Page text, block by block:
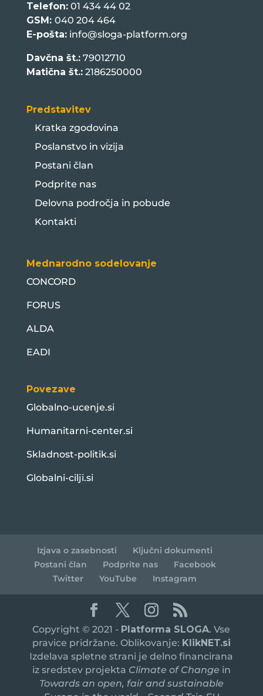
Telefon:01 434 44 02
GSM: 040 204 464
E-pošta: info@sloga-platform.org
Davčna št.:79012710
Matična št.:2186250000
Predstavitev
Kratka zgodovina
Poslanstvo in vizija
Postani član
Podprite nas
Delovna področja in pobude
Kontakti
Mednarodno sodelovanje
CONCORD
FORUS
ALDA
EADI
Povezave
Globalno-ucenje.si
Humanitarni-center.si
Skladnost-politik.si
Globalni-cilji.si
Izjava o zasebnosti
Ključni dokumenti
Postani član
Podprite nas
Facebook
Twitter
YouTube Instagram
Copyright © 2021 - Platforma SLOGA. Vse
pravice pridržane. Oblikovanje: KlikNET.si
Izdelava spletne strani je delno financirana
iz sredstev projekta Climate of Change in
Towards an open, fair and sustainable